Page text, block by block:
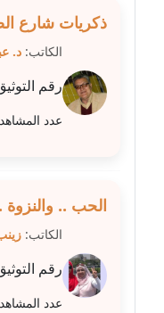
عاملة
عاملة
مدونة عبد الحميد
مدونة عبد الرحمن
عاملة
مدونة عبد الكريم
عاملة
ذكريات شارع
الكاتب: د.
رقم
عدد
الحب .. والنزوة
الكاتب:
رقم
عدد